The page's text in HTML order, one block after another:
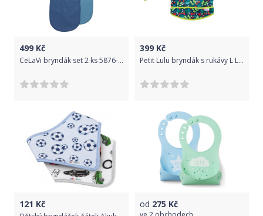
499 Kč
CeLaVi bryndák set 2 ks 5876-703
399 Kč
Petit Lulu bryndák s rukávy L Lesní jahůdky
121 Kč od 275 Kč